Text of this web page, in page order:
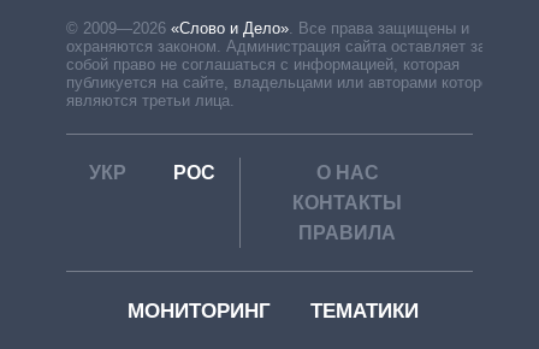
© 2009—2026 «Слово и Дело». Все права защищены и
охраняются законом. Администрация сайта оставляет за
собой право не соглашаться с информацией, которая
публикуется на сайте, владельцами или авторами которой
являются третьи лица.
УКР РОС
О НАС
КОНТАКТЫ
ПРАВИЛА
МОНИТОРИНГ ТЕМАТИКИ